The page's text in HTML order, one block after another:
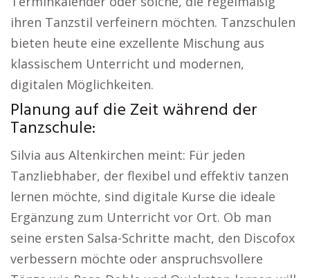
ihren Tanzstil verfeinern möchten. Tanzschulen
bieten heute eine exzellente Mischung aus
klassischem Unterricht und modernen,
digitalen Möglichkeiten.
Planung auf die Zeit während der
Tanzschule:
Silvia aus Altenkirchen meint: Für jeden
Tanzliebhaber, der flexibel und effektiv tanzen
lernen möchte, sind digitale Kurse die ideale
Ergänzung zum Unterricht vor Ort. Ob man
seine ersten Salsa-Schritte macht, den Discofox
verbessern möchte oder anspruchsvollere